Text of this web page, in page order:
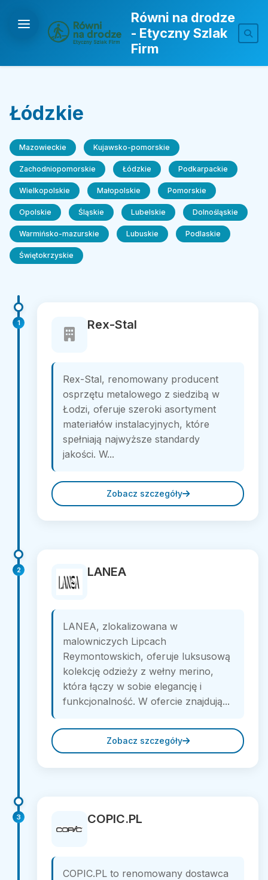
Równi na drodze
- Etyczny Szlak
Firm
Łódzkie
Mazowieckie Kujawsko-pomorskie
Zachodniopomorskie Łódzkie Podkarpackie
Wielkopolskie Małopolskie Pomorskie
Opolskie Śląskie Lubelskie Dolnośląskie
Warmińsko-mazurskie Lubuskie Podlaskie
Świętokrzyskie
1 Rex-Stal
Rex-Stal, renomowany producent
osprzętu metalowego z siedzibą w
Łodzi, oferuje szeroki asortyment
materiałów instalacyjnych, które
spełniają najwyższe standardy
jakości. W...
Zobacz szczegóły
2 LANEA
LANEA, zlokalizowana w
malowniczych Lipcach
Reymontowskich, oferuje luksusową
kolekcję odzieży z wełny merino,
która łączy w sobie elegancję i
funkcjonalność. W ofercie znajdują...
Zobacz szczegóły
3 COPIC.PL
COPIC.PL to renomowany dostawca